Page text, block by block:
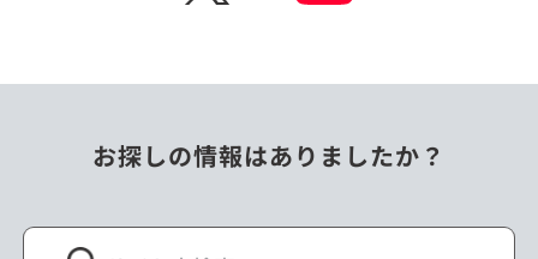
お探しの情報はありましたか？